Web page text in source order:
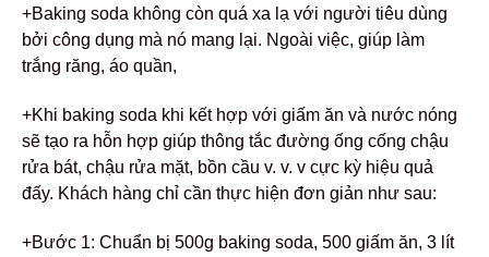
+Baking soda không còn quá xa lạ với người tiêu dùng
bởi công dụng mà nó mang lại. Ngoài việc, giúp làm
trắng răng, áo quần,
+Khi baking soda khi kết hợp với giấm ăn và nước nóng
sẽ tạo ra hỗn hợp giúp thông tắc đường ống cống chậu
rửa bát, chậu rửa mặt, bồn cầu v. v. v cực kỳ hiệu quả
đấy. Khách hàng chỉ cần thực hiện đơn giản như sau:
+Bước 1: Chuẩn bị 500g baking soda, 500 giấm ăn, 3 lít